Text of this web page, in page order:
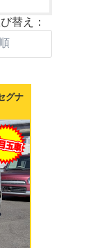
替え：
グナ